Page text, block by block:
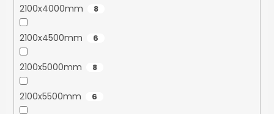
2100x4000mm 8
2100x4500mm 6
2100x5000mm 8
2100x5500mm 6